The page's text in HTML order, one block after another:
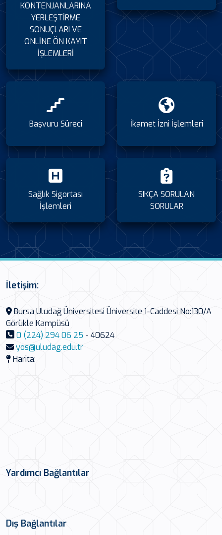
KONTENJANLARINA
YERLEŞTİRME
SONUÇLARI VE
ONLİNE ÖN KAYIT
İŞLEMLERİ
Başvuru Süreci İkamet İzni İşlemleri
Sağlık Sigortası
İşlemleri
SIKÇA SORULAN
SORULAR
İletişim:
Bursa Uludağ Üniversitesi Üniversite 1-Caddesi No:130/A
Görükle Kampüsü
0 (224) 294 06 25 - 40624
yos@uludag.edu.tr
Harita:
Yardımcı Bağlantılar
Dış Bağlantılar